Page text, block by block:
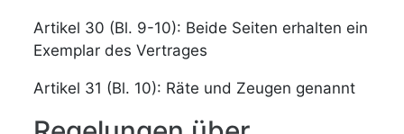
Artikel 30 (Bl. 9-10): Beide Seiten erhalten ein
Exemplar des Vertrages
Artikel 31 (Bl. 10): Räte und Zeugen genannt